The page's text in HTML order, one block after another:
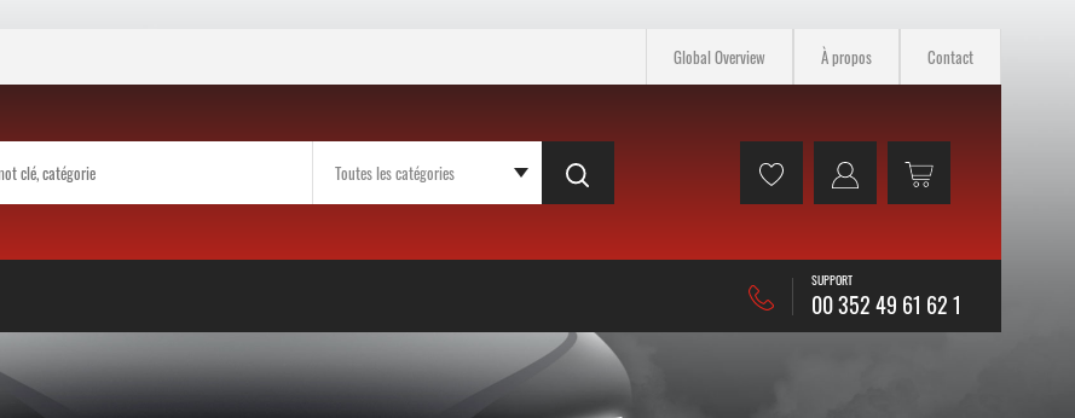
Global Overview À propos Contact
SUPPORT
00 352 49 61 62 1